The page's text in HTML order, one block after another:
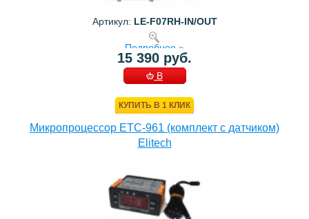
Артикул: LE-F07RH-IN/OUT
Подробнее »
15 390 руб.
В
КУПИТЬ В 1 КЛИК
Микропроцессор ETC-961 (комплект c датчиком)
Elitech